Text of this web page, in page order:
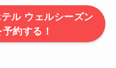
ル ウェルシーズン
約する！